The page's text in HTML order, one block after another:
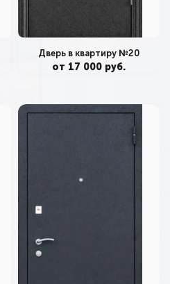
Дверь в квартиру №20
от 17 000 руб.